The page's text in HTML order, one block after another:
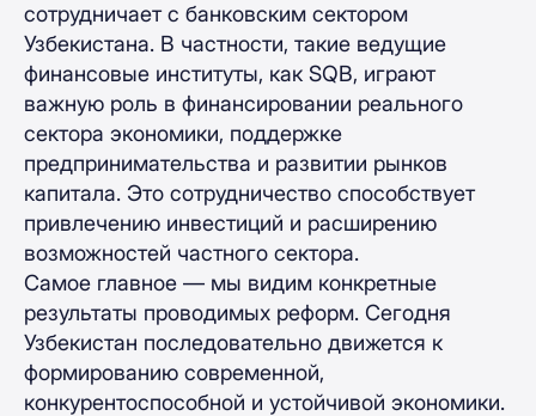
сотрудничает с банковским сектором
Узбекистана. В частности, такие ведущие
финансовые институты, как SQB, играют
важную роль в финансировании реального
сектора экономики, поддержке
предпринимательства и развитии рынков
капитала. Это сотрудничество способствует
привлечению инвестиций и расширению
возможностей частного сектора.
Самое главное — мы видим конкретные
результаты проводимых реформ. Сегодня
Узбекистан последовательно движется к
формированию современной,
конкурентоспособной и устойчивой экономики.